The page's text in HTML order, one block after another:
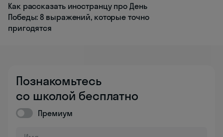
Как рассказать иностранцу про День
Победы: 8 выражений, которые точно
пригодятся
Познакомьтесь
со школой бесплатно
Премиум